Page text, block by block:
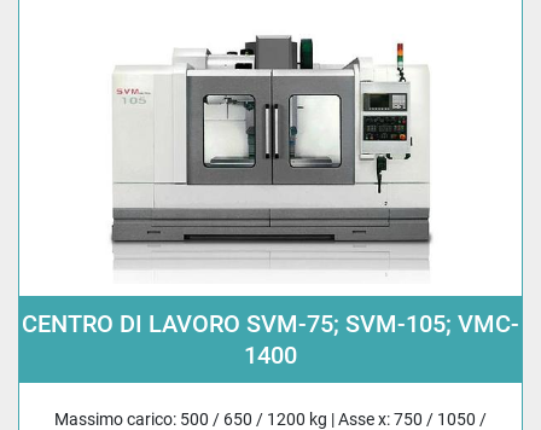
CENTRO DI LAVORO SVM-75; SVM-105; VMC-
1400
Massimo carico: 500 / 650 / 1200 kg | Asse x: 750 / 1050 /